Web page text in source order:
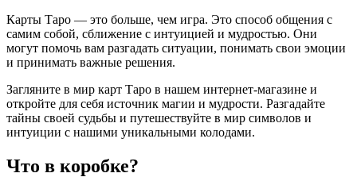
Карты Таро — это больше, чем игра. Это способ общения с
самим собой, сближение с интуицией и мудростью. Они
могут помочь вам разгадать ситуации, понимать свои эмоции
и принимать важные решения.
Загляните в мир карт Таро в нашем интернет-магазине и
откройте для себя источник магии и мудрости. Разгадайте
тайны своей судьбы и путешествуйте в мир символов и
интуиции с нашими уникальными колодами.
Что в коробке?